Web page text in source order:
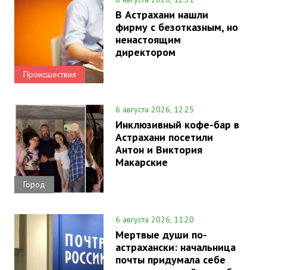
Происшествия
В Астрахани нашли
фирму с безотказным, но
ненастоящим
директором
Город
6 августа 2026, 12:25
Инклюзивный кофе-бар в
Астрахани посетили
Антон и Виктория
Макарские
6 августа 2026, 11:20
Мертвые души по-
астрахански: начальница
почты придумала себе